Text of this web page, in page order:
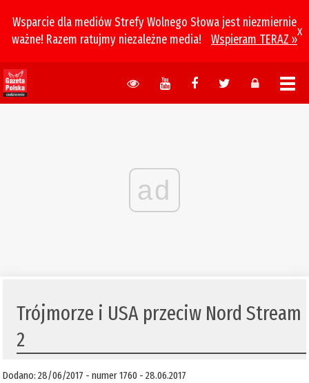
Wsparcie dla mediów Strefy Wolnego Słowa jest niezmiernie
ważne! Razem ratujmy niezależne media!
Wspieram TERAZ »
x
ad
Trójmorze i USA przeciw Nord Stream
2
Dodano: 28/06/2017 - numer 1760 - 28.06.2017